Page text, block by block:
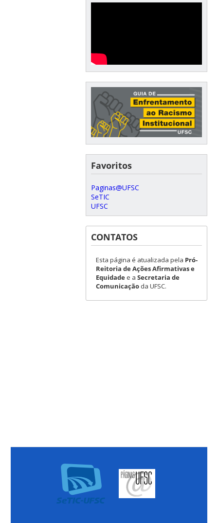
Favoritos
Paginas@UFSC
SeTIC
UFSC
CONTATOS
Esta página é atualizada pela Pró-
Reitoria de Ações Afirmativas e
Equidadee a Secretaria de
Comunicaçãoda UFSC.